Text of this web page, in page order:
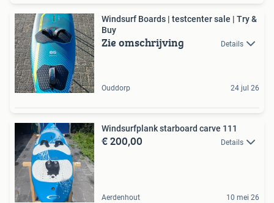
Windsurf Boards | testcenter sale | Try &
Buy
Zie omschrijving Details
Ouddorp 24 jul 26
Windsurfplank starboard carve 111
€ 200,00 Details
Aerdenhout 10 mei 26